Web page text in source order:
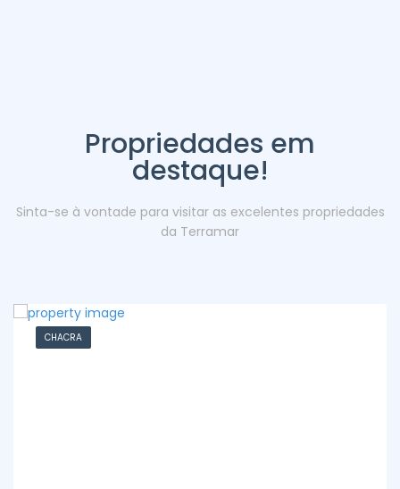
Propriedades em
destaque!
Sinta-se à vontade para visitar as excelentes propriedades
da Terramar
CHACRA